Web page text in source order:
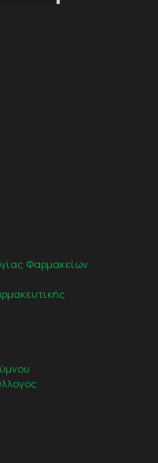
Φαρμακείων